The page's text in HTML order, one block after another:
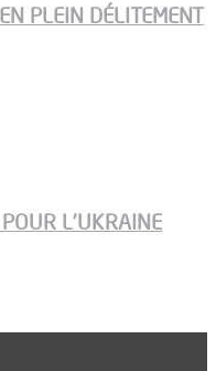
PLEIN DÉLITEMENT
L’UKRAINE